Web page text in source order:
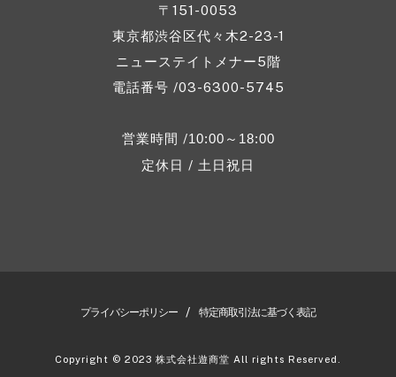
〒151-0053
東京都渋谷区代々木2-23-1
ニューステイトメナー5階
電話番号 /03-6300-5745
営業時間 /10:00～18:00
定休日 / 土日祝日
プライバシーポリシー / 特定商取引法に基づく表記
Copyright © 2023 株式会社遊商堂 All rights Reserved.